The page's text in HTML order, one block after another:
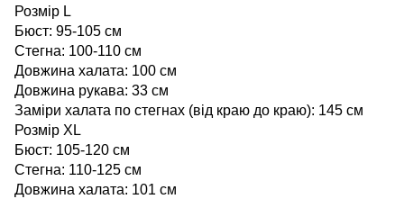
Розмір L
Бюст: 95-105 см
Стегна: 100-110 см
Довжина халата: 100 см
Довжина рукава: 33 см
Заміри халата по стегнах (від краю до краю): 145 см
Розмір XL
Бюст: 105-120 см
Стегна: 110-125 см
Довжина халата: 101 см